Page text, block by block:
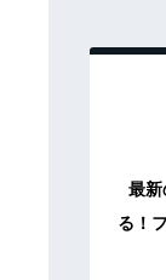
最新
る！